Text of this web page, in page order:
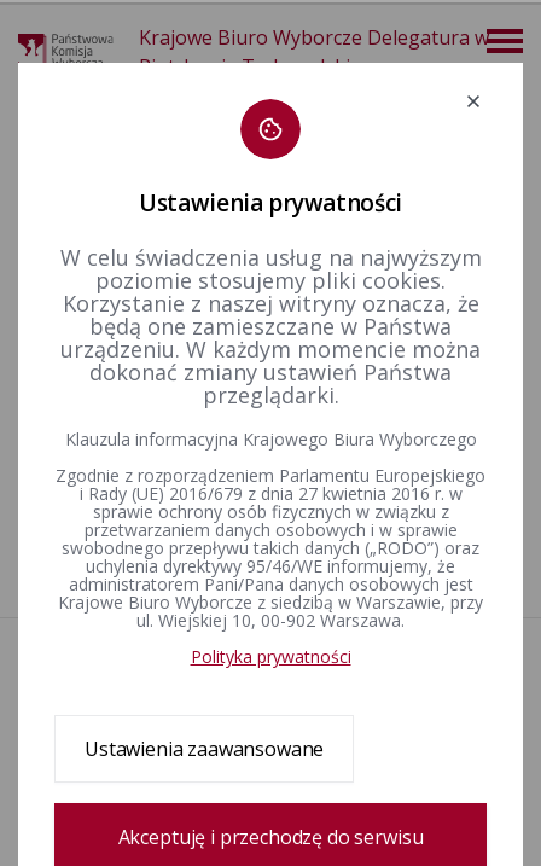
Krajowe Biuro Wyborcze Delegatura w
Piotrkowie Trybunalskim
Wyroki i postanowienia sądów Ważność wyborów 2017 r.
Postanowienie SO w Opolu w sprawie protestu wyborczego
(sygn. akt I NS 122/17)
1
Aktualności
Wyjaśnienia, stanowiska, komunikaty
Postanowienia
Urzędnicy wyborczy
Ustawienia prywatności
W celu świadczenia usług na najwyższym
poziomie stosujemy pliki cookies.
Korzystanie z naszej witryny oznacza, że
będą one zamieszczane w Państwa
urządzeniu. W każdym momencie można
dokonać zmiany ustawień Państwa
przeglądarki.
Klauzula informacyjna Krajowego Biura Wyborczego
Zgodnie z rozporządzeniem Parlamentu Europejskiego
i Rady (UE) 2016/679 z dnia 27 kwietnia 2016 r. w
sprawie ochrony osób fizycznych w związku z
przetwarzaniem danych osobowych i w sprawie
swobodnego przepływu takich danych („RODO”) oraz
uchylenia dyrektywy 95/46/WE informujemy, że
administratorem Pani/Pana danych osobowych jest
Krajowe Biuro Wyborcze z siedzibą w Warszawie, przy
ul. Wiejskiej 10, 00-902 Warszawa.
Polityka prywatności
Ustawienia zaawansowane
Akceptuję i przechodzę do serwisu